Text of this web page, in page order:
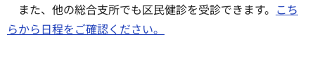
また、他の総合支所でも区民健診を受診できます。 こち
らから日程をご確認ください。